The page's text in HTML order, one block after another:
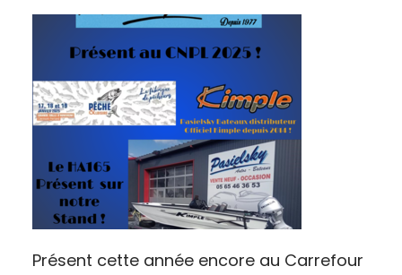
Présent cette année encore au Carrefour